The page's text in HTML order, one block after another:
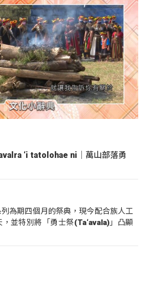
‘i tatolohae ni｜萬山部落勇
為期四個月的祭典，現今配合族人工
並特別將「勇士祭(Ta‘avala)」凸顯